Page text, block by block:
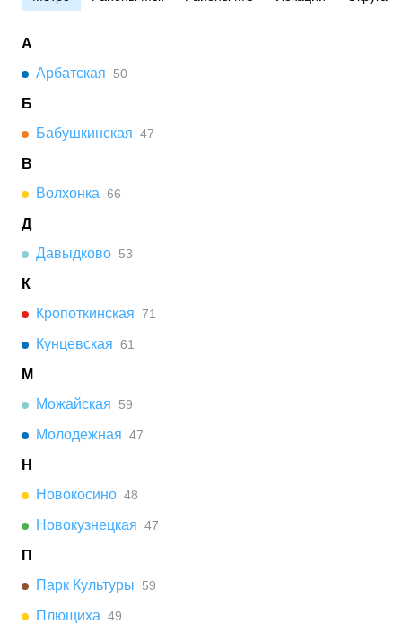
А
Арбатская
50
Б
Бабушкинская 47
В
Волхонка 66
Д
Давыдково 53
К
Кропоткинская 71
Кунцевская 61
М
Можайская
59
Молодежная 47
Н
Новокосино 48
Новокузнецкая 47
П
Парк Культуры
59
Плющиха 49